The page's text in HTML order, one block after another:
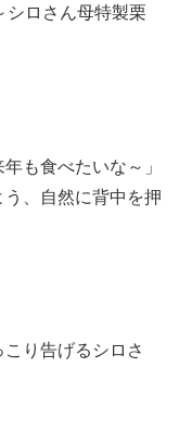
シロさん母特製栗
も食べたいな～」
、自然に背中を押
り告げるシロさ